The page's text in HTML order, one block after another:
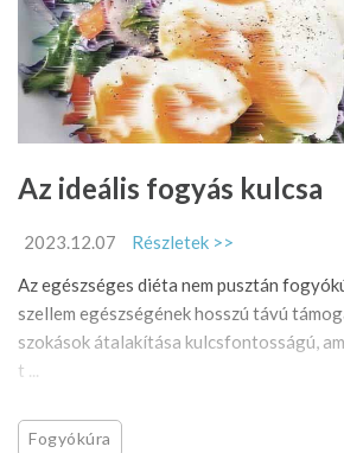
Az ideális fogyás kulcsa
2023.12.07
Részletek >>
Az egészséges diéta nem pusztán
szellem egészségének hosszú távú
szokások átalakítása kulcsfontosságú,
t ...
Fogyókúra